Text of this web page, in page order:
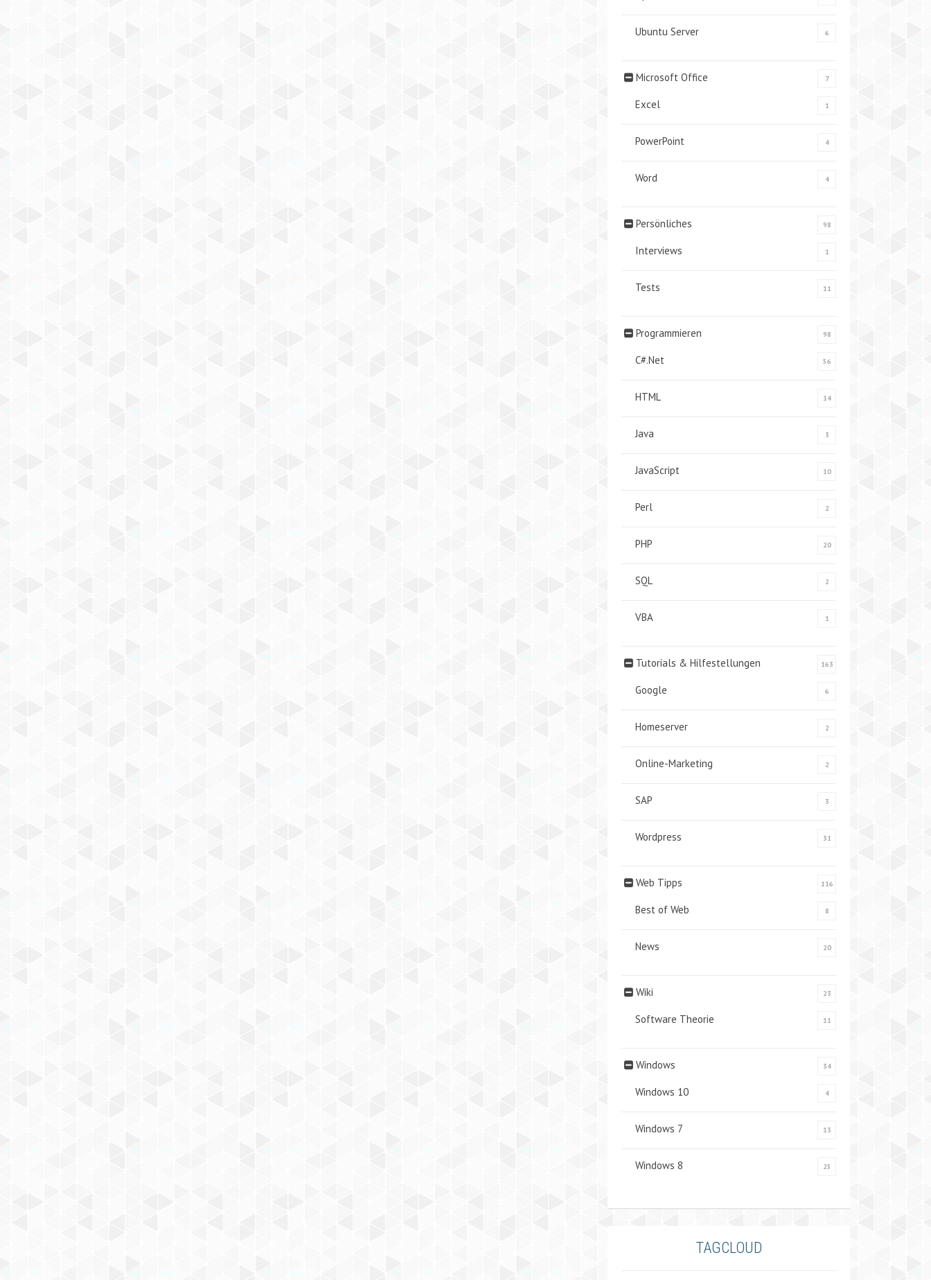
Ubuntu Server 6
Microsoft Office 7
Excel 1
PowerPoint 4
Word 4
Persönliches 98
Interviews 1
Tests 11
Programmieren 98
C#.Net 56
HTML 14
Java 3
JavaScript 10
Perl 2
PHP 20
SQL 2
VBA 1
Tutorials & Hilfestellungen 163
Google 6
Homeserver 2
Online-Marketing 2
SAP 3
Wordpress 31
Web Tipps 116
Best of Web 8
News 20
Wiki 23
Software Theorie 11
Windows 34
Windows 10 4
Windows 7 13
Windows 8 25
TAGCLOUD